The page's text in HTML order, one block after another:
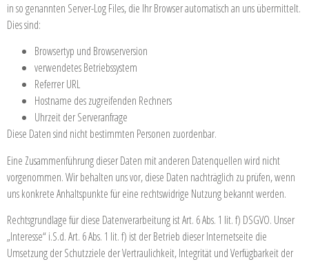
in so genannten Server-Log Files, die Ihr Browser automatisch an uns übermittelt.
Dies sind:
Browsertyp und Browserversion
verwendetes Betriebssystem
Referrer URL
Hostname des zugreifenden Rechners
Uhrzeit der Serveranfrage
Diese Daten sind nicht bestimmten Personen zuordenbar.
Eine Zusammenführung dieser Daten mit anderen Datenquellen wird nicht
vorgenommen. Wir behalten uns vor, diese Daten nachträglich zu prüfen, wenn
uns konkrete Anhaltspunkte für eine rechtswidrige Nutzung bekannt werden.
Rechtsgrundlage für diese Datenverarbeitung ist Art. 6 Abs. 1 lit. f) DSGVO. Unser
„Interesse“ i.S.d. Art. 6 Abs. 1 lit. f) ist der Betrieb dieser Internetseite die
Umsetzung der Schutzziele der Vertraulichkeit, Integrität und Verfügbarkeit der